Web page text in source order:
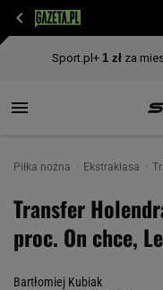
Piłka nożna Ekstraklasa
Transfer
proc. On chce,
Bartłomiej Kubiak